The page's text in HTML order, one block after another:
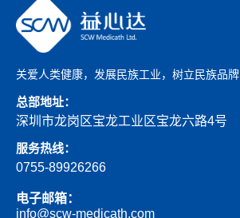
关爱人类健康，发展民族工业，树立民族品牌
总部地址：
深圳市龙岗区宝龙工业区宝龙六路4号
服务热线：
0755-89926266
电子邮箱：
info@scw-medicath.com